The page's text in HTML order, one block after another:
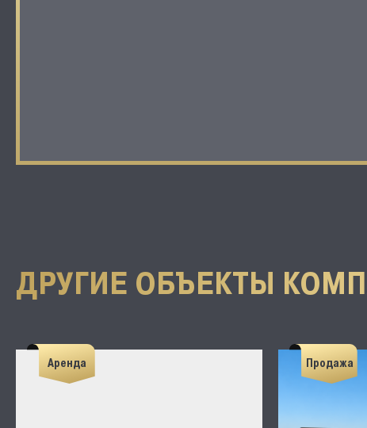
ДРУГИЕ ОБЪЕКТЫ
Аренда Продажа